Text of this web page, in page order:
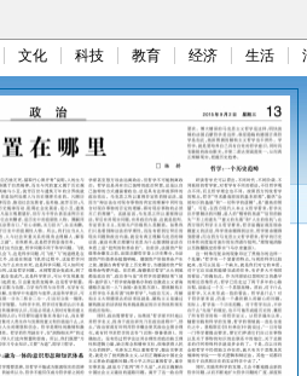
文化 科技 教育 经济 生活